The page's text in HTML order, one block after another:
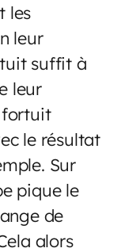
les
leur
suffit à
leur
fortuit
le résultat
Sur
pique le
de
alors